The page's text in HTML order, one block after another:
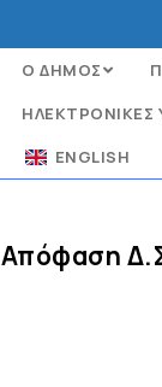
Ο ΔΗΜΟΣ
ΗΛΕΚΤΡΟΝΙΚΈΣ
ENGLISH
Απόφαση